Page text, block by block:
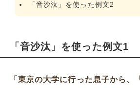
「音沙汰」を使った例文2
「音沙汰」を使った例文1
「東京の大学に行った息子から、